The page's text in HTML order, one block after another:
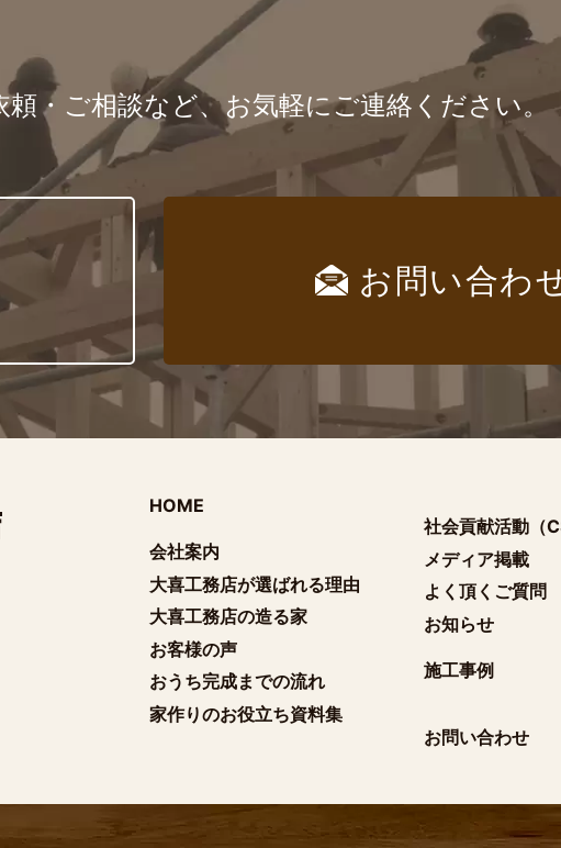
頼・ご相談など、お気軽にご連絡ください。
お問い合わ
HOME
会社案内
大喜工務店が選ばれる理由
大喜工務店の造る家
お客様の声
おうち完成までの流れ
家作りのお役立ち資料集
社会貢献活動（
メディア掲載
よく頂くご質問
お知らせ
施工事例
お問い合わせ